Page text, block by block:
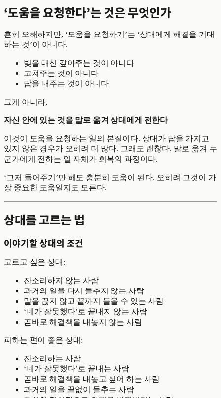
‘도움을 요청한다’는 것은 무엇인가
흔히 오해하지만, ‘도움을 요청하기’는 ‘상대에게 해결을 기대
하는 것’이 아니다.
빚을 대신 갚아주는 것이 아니다
고쳐주는 것이 아니다
답을 내주는 것이 아니다
그게 아니라,
자신 안에 있는 것을 말로 옮겨 상대에게 전한다
이것이 도움을 요청하는 일의 본질이다. 상대가 답을 가지고
있지 않은 경우가 오히려 더 많다. 그래도 괜찮다. 말로 옮겨 누
군가에게 전하는 일 자체가 회복의 과정이다.
‘그저 들어주기’만 해도 충분히 도움이 된다. 오히려 그것이 가
장 중요한 도움일지도 모른다.
상대를 고르는 법
이야기할 상대의 조건
고르고 싶은 상대:
잔소리하지 않는 사람
과거의 일을 다시 들추지 않는 사람
말을 끊지 않고 끝까지 들을 수 있는 사람
‘네가 잘못했다’로 끝내지 않는 사람
곧바로 해결책을 내놓지 않는 사람
피하는 편이 좋은 상대:
잔소리하는 사람
‘네가 잘못했다’로 끝내는 사람
곧바로 해결책을 내놓고 싶어 하는 사람
과거의 일을 끝없이 들추는 사람